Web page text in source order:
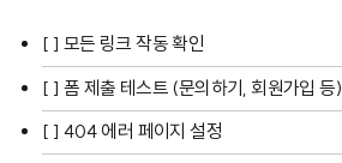
[ ] 모든 링크 작동 확인
[ ] 폼 제출 테스트 (문의하기, 회원가입 등)
[ ] 404 에러 페이지 설정